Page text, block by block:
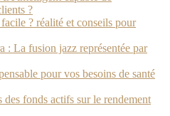
?
? réalité et conseils pour
La fusion jazz représentée par
pour vos besoins de santé
fonds actifs sur le rendement